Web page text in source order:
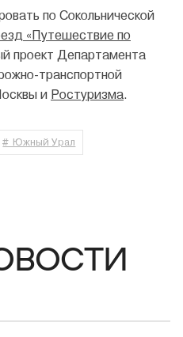
по Сокольнической
«Путешествие по
проект Департамента
транспортной
и Ростуризма.
# Южный Урал